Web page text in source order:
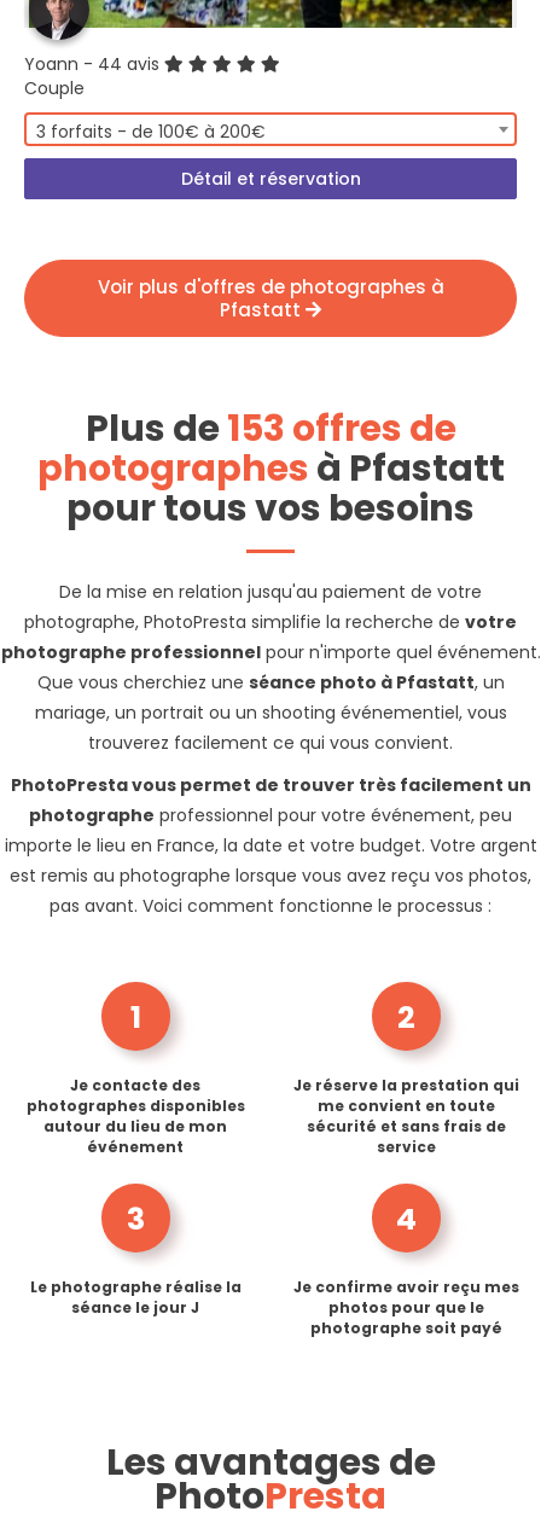
Yoann - 44 avis
Couple
3 forfaits - de 100€ à 200€
Détail et réservation
Voir plus d'offres de photographes à
Pfastatt
Plus de153 offres de
photographesà Pfastatt
pour tous vos besoins
De la mise en relation jusqu'au paiement de votre
photographe, PhotoPresta simplifie la recherche de votre
photographe professionnelpour n'importe quel événement.
Que vous cherchiez une séance photo à Pfastatt, un
mariage, un portrait ou un shooting événementiel, vous
trouverez facilement ce qui vous convient.
PhotoPresta vous permet de trouver très facilement un
photographe professionnel pour votre événement, peu
importe le lieu en France, la date et votre budget. Votre argent
est remis au photographe lorsque vous avez reçu vos photos,
pas avant. Voici comment fonctionne le processus :
1
Je contacte des
photographes disponibles
autour du lieu de mon
événement
2
Je réserve la prestation qui
me convient en toute
sécurité et sans frais de
service
3
Le photographe réalise la
séance le jour J
4
Je confirme avoir reçu mes
photos pour que le
photographe soit payé
Les avantages de
PhotoPresta